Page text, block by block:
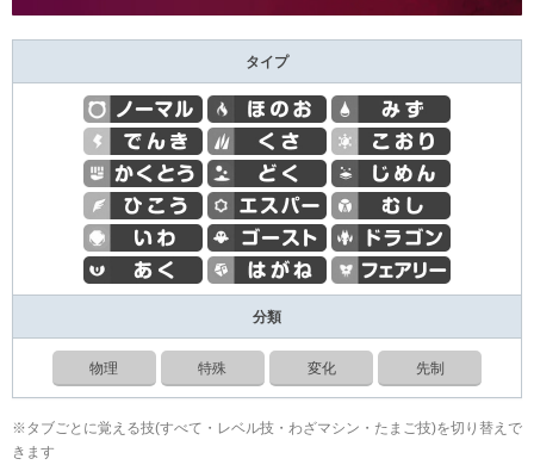
タイプ
分類
物理 特殊 変化 先制
※タブごとに覚える技(すべて・レベル技・わざマシン・たまご技)を切り替えで
きます